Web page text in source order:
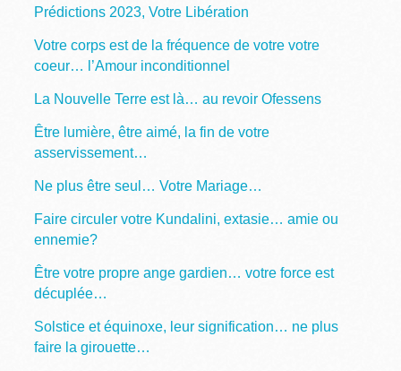
Prédictions 2023, Votre Libération
Votre corps est de la fréquence de votre votre
coeur… l’Amour inconditionnel
La Nouvelle Terre est là… au revoir Ofessens
Être lumière, être aimé, la fin de votre
asservissement…
Ne plus être seul… Votre Mariage…
Faire circuler votre Kundalini, extasie… amie ou
ennemie?
Être votre propre ange gardien… votre force est
décuplée…
Solstice et équinoxe, leur signification… ne plus
faire la girouette…